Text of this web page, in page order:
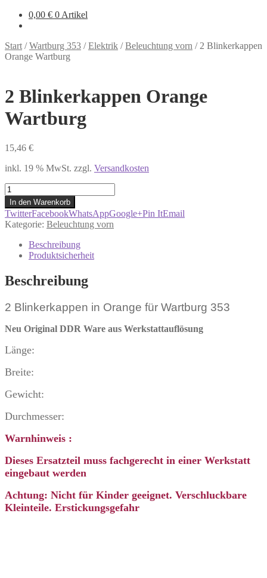
0,00 € 0 Artikel
Start /Wartburg 353 /Elektrik /Beleuchtung vorn / 2 Blinkerkappen
Orange Wartburg
2 Blinkerkappen Orange
Wartburg
15,46 €
inkl. 19 % MwSt. zzgl. Versandkosten
2
Blinkerkappen
Orange
Wartburg
Menge
In den Warenkorb
TwitterFacebookWhatsAppGoogle+Pin ItEmail
Kategorie: Beleuchtung vorn
Beschreibung
Produktsicherheit
Beschreibung
2 Blinkerkappen in Orange für Wartburg 353
Neu Original DDR Ware aus Werkstattauflösung
Länge:
Breite:
Gewicht:
Durchmesser:
Warnhinweis :
Dieses Ersatzteil muss fachgerecht in einer Werkstatt
eingebaut werden
Achtung: Nicht für Kinder geeignet. Verschluckbare
Kleinteile. Erstickungsgefahr